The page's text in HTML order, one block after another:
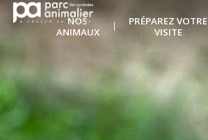
NOS
ANIMAUX
PRÉPAREZ VOTRE
VISITE